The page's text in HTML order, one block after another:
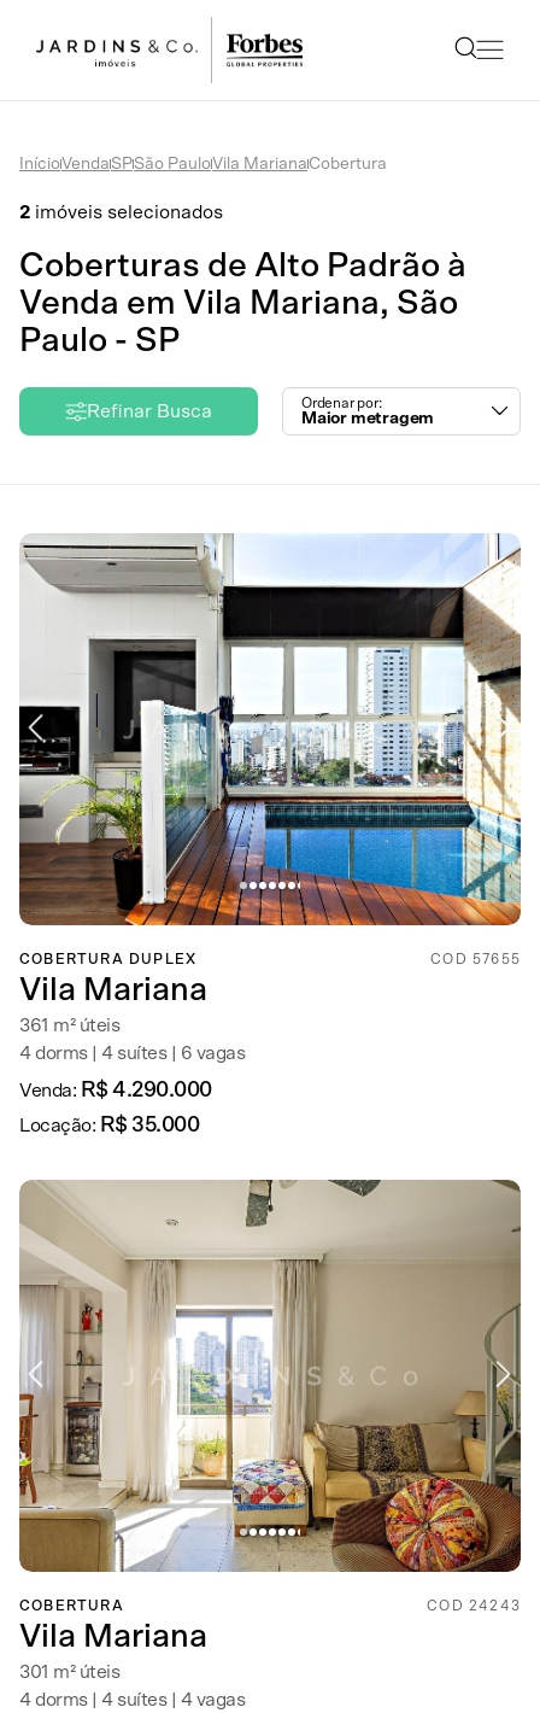
InícioVenda SPSão PauloVila MarianaCobertura
2 imóveis selecionados
Coberturas de Alto Padrão à
Venda em Vila Mariana, São
Paulo - SP
Refinar Busca Ordenar por:
Maior metragem
COBERTURA DUPLEX COD 57655
Vila Mariana
361 m² úteis
4 dorms | 4 suítes | 6 vagas
Venda: R$ 4.290.000
Locação: R$ 35.000
COBERTURA COD 24243
Vila Mariana
301 m² úteis
4 dorms | 4 suítes | 4 vagas